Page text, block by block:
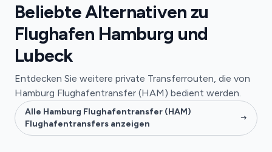
Beliebte Alternativen zu
Flughafen Hamburg und
Lubeck
Entdecken Sie weitere private Transferrouten, die von
Hamburg Flughafentransfer (HAM) bedient werden.
Alle Hamburg Flughafentransfer (HAM)
Flughafentransfers anzeigen